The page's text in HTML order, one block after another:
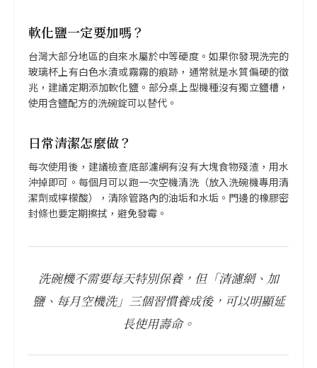
軟化鹽一定要加嗎？
台灣大部分地區的自來水屬於中等硬度。如果你發現洗完的
玻璃杯上有白色水漬或霧霧的痕跡，通常就是水質偏硬的徵
兆，建議定期添加軟化鹽。部分桌上型機種沒有獨立鹽槽，
使用含鹽配方的洗碗錠可以替代。
日常清潔怎麼做？
每次使用後，建議檢查底部濾網有沒有大塊食物殘渣，用水
沖掉即可。每個月可以跑一次空機清洗（放入洗碗機專用清
潔劑或檸檬酸），清除管路內的油垢和水垢。門邊的橡膠密
封條也要定期擦拭，避免發霉。
洗碗機不需要每天特別保養，但「清濾網、加
鹽、每月空機洗」三個習慣養成後，可以明顯延
長使用壽命。